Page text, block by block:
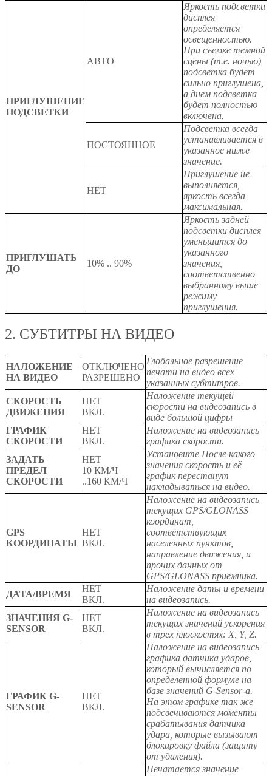
ПРИГЛУШЕНИЕ
ПОДСВЕТКИ
АВТО
Яркость подсветки
дисплея
определяется
освещенностью.
При съемке темной
сцены (т.е. ночью)
подсветка будет
сильно приглушена,
а днем подсветка
будет полностью
включена.
ПОСТОЯННОЕ
Подсветка всегда
устанавливается в
указанное ниже
значение.
НЕТ
Приглушение не
выполняется,
яркость всегда
максимальная.
ПРИГЛУШАТЬ
ДО
10% .. 90%
Яркость задней
подсветки дисплея
уменьшится до
указанного
значения,
соответственно
выбранному выше
режиму
приглушения.
2. СУБТИТРЫ НА ВИДЕО
НАЛОЖЕНИЕ
НА ВИДЕО
ОТКЛЮЧЕНО
РАЗРЕШЕНО
Глобальное разрешение
печати на видео всех
указанных субтитров.
СКОРОСТЬ
ДВИЖЕНИЯ
НЕТ
ВКЛ.
Наложение текущей
скорости на видеозапись в
виде большой цифры
ГРАФИК
СКОРОСТИ
НЕТ
ВКЛ.
Наложение на видеозапись
графика скорости.
ЗАДАТЬ
ПРЕДЕЛ
СКОРОСТИ
НЕТ
10 КМ/Ч
..160 КМ/Ч
Установите После какого
значения скорость и её
график перестанут
накладываться на видео.
GPS
КООРДИНАТЫ
НЕТ
ВКЛ.
Наложение на видеозапись
текущих GPS/GLONASS
координат,
соответствующих
населенных пунктов,
направление движения, и
прочих данных от
GPS/GLONASS приемника.
ДАТА/ВРЕМЯ
НЕТ
ВКЛ.
Наложение даты и времени
на видеозапись.
ЗНАЧЕНИЯ G-
SENSOR
НЕТ
ВКЛ.
Наложение на видеозапись
текущих значений ускорения
в трех плоскостях: X, Y, Z.
ГРАФИК G-
SENSOR
НЕТ
ВКЛ.
Наложение на видеозапись
графика датчика ударов,
который вычисляется по
определенной формуле на
базе значений G-Sensor-а.
На этом графике так же
подсвечиваются моменты
срабатывания датчика
удара, которые вызывают
блокировку файла (защиту
от удаления).
Печатается значение